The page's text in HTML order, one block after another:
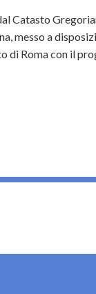
Catasto
messo a
di Roma con il